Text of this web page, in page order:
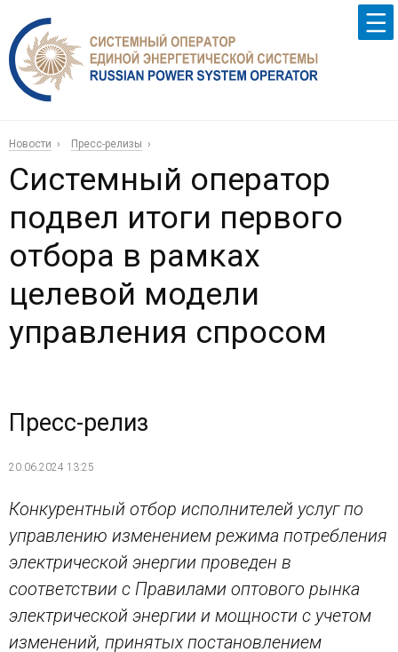
Новости Пресс-релизы
Системный оператор
подвел итоги первого
отбора в рамках
целевой модели
управления спросом
Пресс-релиз
20.06.2024 13:25
Конкурентный отбор исполнителей услуг по
управлению изменением режима потребления
электрической энергии проведен в
соответствии с Правилами оптового рынка
электрической энергии и мощности с учетом
изменений, принятых постановлением